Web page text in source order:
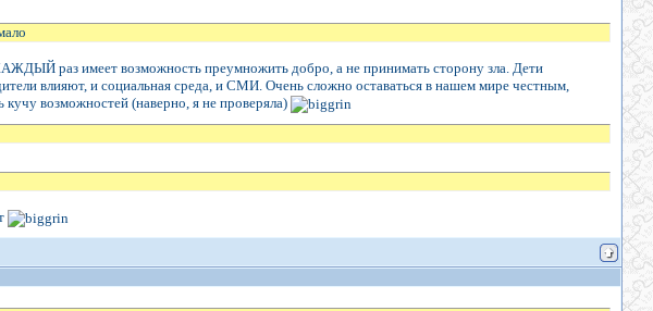
раз имеет возможность преумножить добро, а не принимать сторону зла. Дети
влияют, и социальная среда, и СМИ. Очень сложно оставаться в нашем мире честным,
возможностей (наверно, я не проверяла)